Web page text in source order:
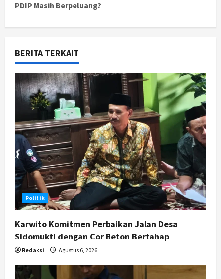
n
a
v
i
g
t
i
o
n
PDIP Masih Berpeluang?
BERITA TERKAIT
Politik
Karwito Komitmen Perbaikan Jalan Desa
Sidomukti dengan Cor Beton Bertahap
Redaksi Agustus 6, 2026